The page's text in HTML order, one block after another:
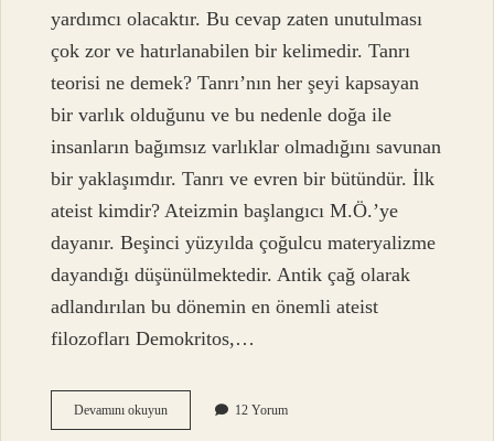
yardımcı olacaktır. Bu cevap zaten unutulması
çok zor ve hatırlanabilen bir kelimedir. Tanrı
teorisi ne demek? Tanrı’nın her şeyi kapsayan
bir varlık olduğunu ve bu nedenle doğa ile
insanların bağımsız varlıklar olmadığını savunan
bir yaklaşımdır. Tanrı ve evren bir bütündür. İlk
ateist kimdir? Ateizmin başlangıcı M.Ö.’ye
dayanır. Beşinci yüzyılda çoğulcu materyalizme
dayandığı düşünülmektedir. Antik çağ olarak
adlandırılan bu dönemin en önemli ateist
filozofları Demokritos,…
Devamını okuyunTanrı
Tanımaz
12 Yorum